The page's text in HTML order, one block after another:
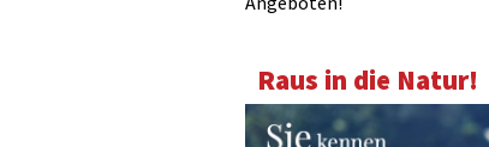
Raus in die Natur!